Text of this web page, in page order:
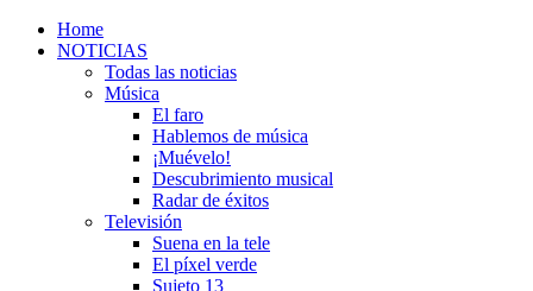
Home
NOTICIAS
Todas las noticias
Música
El faro
Hablemos de música
¡Muévelo!
Descubrimiento musical
Radar de éxitos
Televisión
Suena en la tele
El píxel verde
Sujeto 13